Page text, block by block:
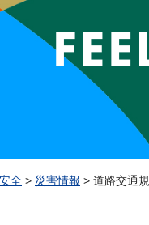
全 > 災害情報 > 道路交通